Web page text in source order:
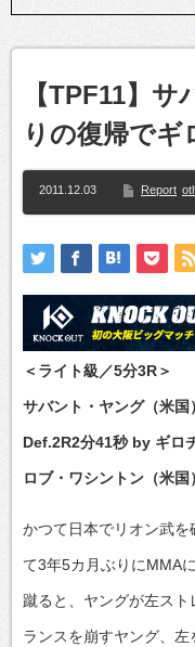
【TPF11】
りの復帰でギ
2011.12.03 Report
＜ライト級／5分3R＞
サバント・ヤング（米国）
Def.2R2分41秒 by ギロ
ロブ・ワシントン（米国）
かつて日本でリオン武
て3年5カ月ぶりにMMA
蹴ると、ヤングが左ス
ランスを崩すヤング、